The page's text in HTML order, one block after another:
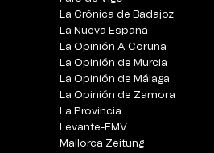
La Crónica de Badajoz
La Nueva España
La Opinión A Coruña
La Opinión de Murcia
La Opinión de Málaga
La Opinión de Zamora
La Provincia
Levante-EMV
Mallorca Zeitung